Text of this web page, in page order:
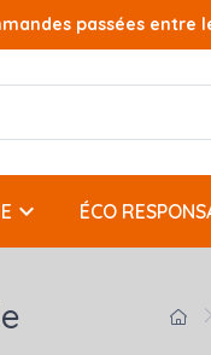
passées
keyboard_arrow_down ÉCO